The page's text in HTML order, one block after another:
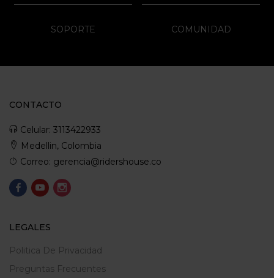
SOPORTE COMUNIDAD
CONTACTO
Celular: 3113422933
Medellin, Colombia
Correo: gerencia@ridershouse.co
LEGALES
Politica De Privacidad
Preguntas Frecuentes